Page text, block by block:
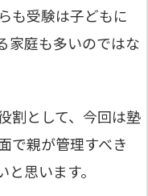
も受験は子どもに
家庭も多いのではな
割として、今回は塾
で親が管理すべき
思います。